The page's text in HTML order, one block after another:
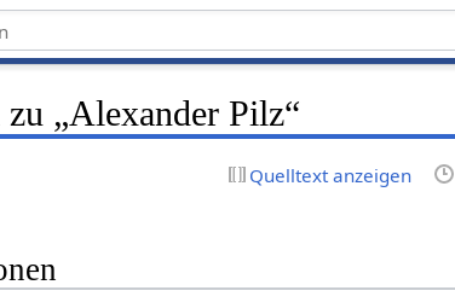
„Alexander Pilz“
Quelltext anzeigen